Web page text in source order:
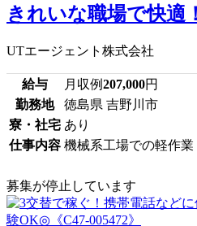
きれいな職場で快適
UTエージェント株式会社
給与 月収例207,000円
勤務地
徳島県 吉野川市
寮・社宅 あり
仕事内容 機械系工場での軽作
募集が停止しています